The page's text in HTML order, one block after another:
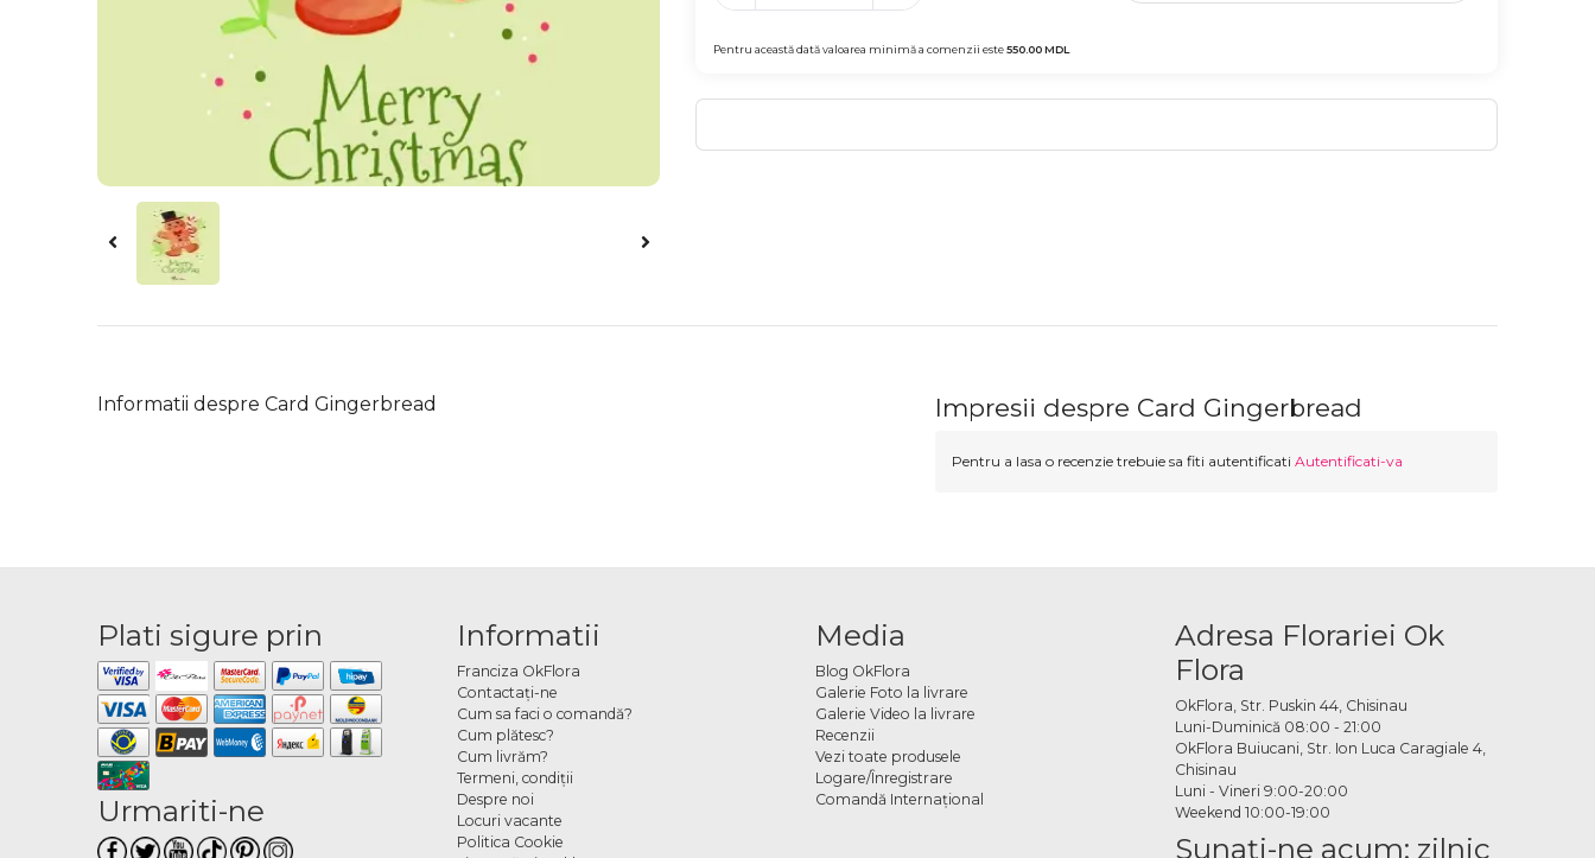
Pentru această dată valoarea minimă a comenzii este550.00MDL
Informatii despre Card Gingerbread Impresii despre Card Gingerbread
Pentru a lasa o recenzie trebuie sa fiti autentificati Autentificati-va
Plati sigure prin
Urmariti-ne
Informatii
Franciza OkFlora
Contactaţi-ne
Cum sa faci o comandă?
Cum plătesc?
Cum livrăm?
Termeni, condiţii
Despre noi
Locuri vacante
Politica Cookie
Media
Blog OkFlora
Galerie Foto la livrare
Galerie Video la livrare
Recenzii
Vezi toate produsele
Logare/Înregistrare
Comandă Internațional
Adresa Florariei Ok
Flora
OkFlora, Str. Puskin 44, Chisinau
Luni-Duminică 08:00 - 21:00
OkFlora Buiucani, Str. Ion Luca Caragiale 4,
Chisinau
Luni - Vineri 9:00-20:00
Weekend 10:00-19:00
Sunaţi-ne acum: zilnic